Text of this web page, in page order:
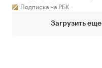
Подписка на РБК
Загрузить еще